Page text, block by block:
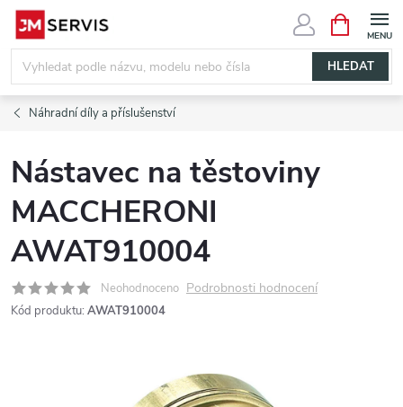
Přejít
obsah
HLEDAT
NÁKUPNÍ
KOŠÍK
Náhradní díly a příslušenství
Nástavec na těstoviny
MACCHERONI
AWAT910004
Neohodnoceno Podrobnosti hodnocení
Kód produktu: AWAT910004